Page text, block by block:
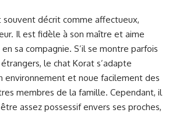
souvent décrit comme affectueux,
Il est fidèle à son maître et aime
sa compagnie. S’il se montre parfois
le chat Korat s’adapte
environnement et noue facilement des
membres de la famille. Cependant, il
assez possessif envers ses proches,